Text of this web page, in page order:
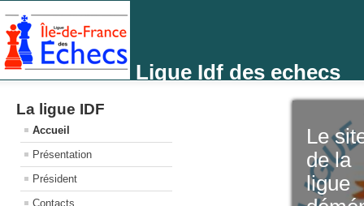
Ligue Idf des echecs
La ligue IDF
Accueil
Présentation
Président
Contacts
Le
de la
ligue